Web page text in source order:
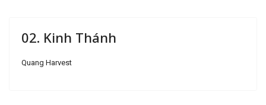
02. Kinh Thánh
Quang Harvest